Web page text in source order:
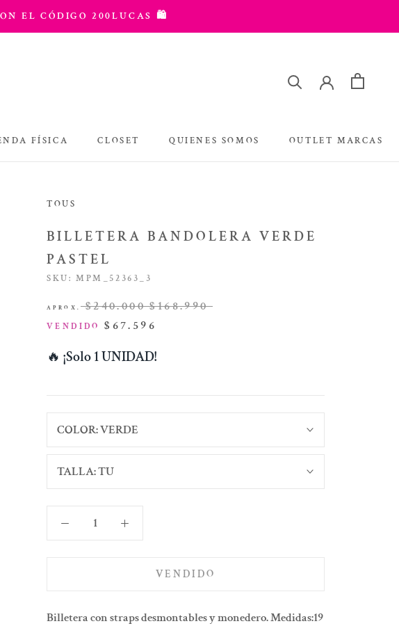
EL CÓDIGO 200LUCAS 🛍️
FÍSICA
CLOSET QUIENES SOMOS
OUTLET MARCAS
TOUS
BILLETERA BANDOLERA VERDE
PASTEL
SKU: MPM_52363_3
APROX. $240.000 $168.990
VENDIDO $67.596
🔥 ¡Solo 1 UNIDAD!
COLOR:VERDE
TALLA:TU
VENDIDO
Billetera con straps desmontables y monedero. Medidas:19